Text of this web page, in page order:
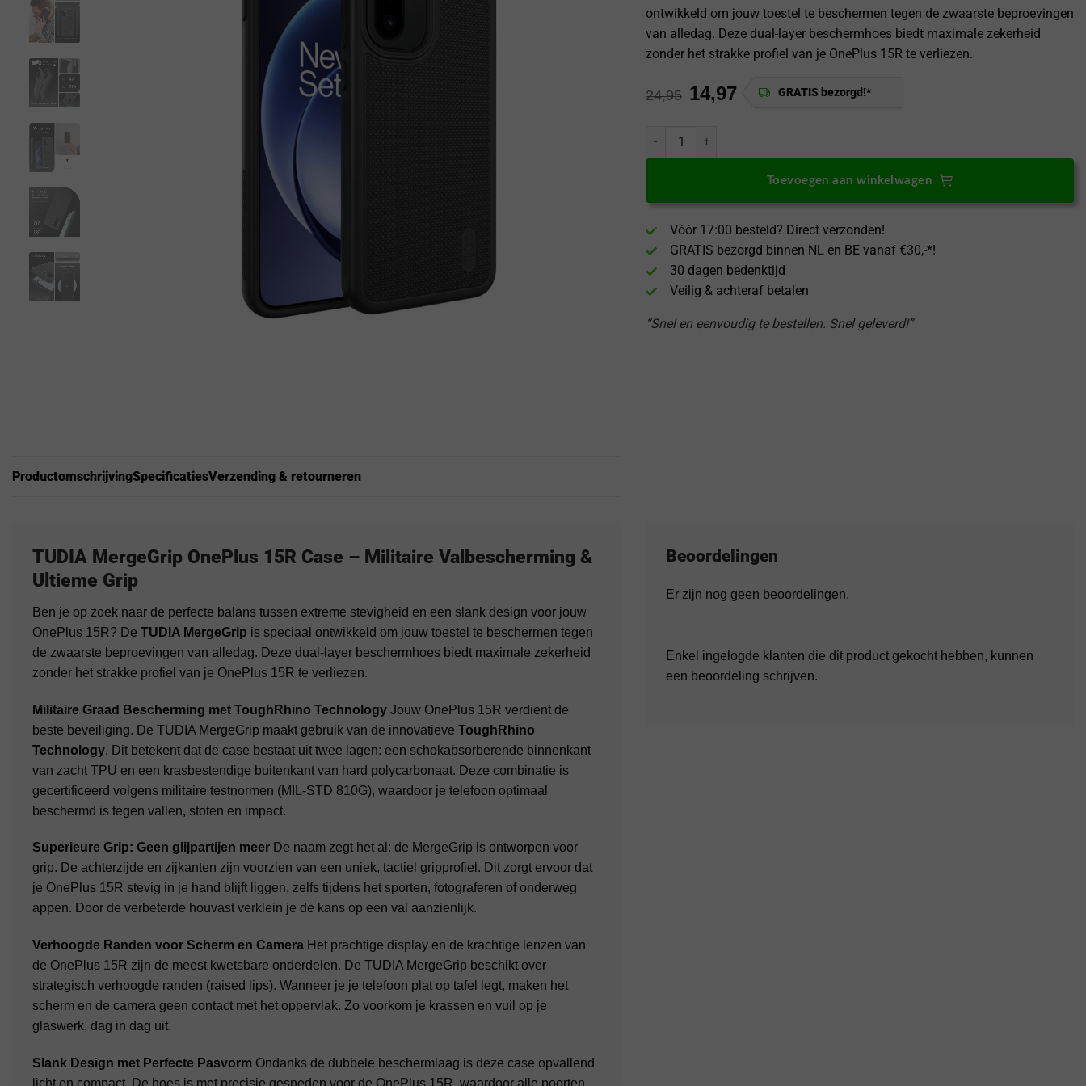
ontwikkeld om jouw toestel te beschermen tegen de zwaarste beproevingen
van alledag. Deze dual-layer beschermhoes biedt maximale zekerheid
zonder het strakke profiel van je OnePlus 15R te verliezen.
GRATIS bezorgd!*
24,95 14,97
Tudia OnePlus 15R case MergeGrip Zwart - Dual Layer aantal
Toevoegen aan winkelwagen
Vóór 17:00 besteld? Direct verzonden!
GRATIS bezorgd binnen NL en BE vanaf €30,-*!
30 dagen bedenktijd
Veilig & achteraf betalen
“Snel en eenvoudig te bestellen. Snel geleverd!”
ProductomschrijvingSpecificatiesVerzending & retourneren
TUDIA MergeGrip OnePlus 15R Case – Militaire Valbescherming &
Ultieme Grip
Ben je op zoek naar de perfecte balans tussen extreme stevigheid en een slank design voor jouw
OnePlus 15R? De TUDIA MergeGrip is speciaal ontwikkeld om jouw toestel te beschermen tegen
de zwaarste beproevingen van alledag. Deze dual-layer beschermhoes biedt maximale zekerheid
zonder het strakke profiel van je OnePlus 15R te verliezen.
Militaire Graad Bescherming met ToughRhino Technology Jouw OnePlus 15R verdient de
beste beveiliging. De TUDIA MergeGrip maakt gebruik van de innovatieve ToughRhino
Technology. Dit betekent dat de case bestaat uit twee lagen: een schokabsorberende binnenkant
van zacht TPU en een krasbestendige buitenkant van hard polycarbonaat. Deze combinatie is
gecertificeerd volgens militaire testnormen (MIL-STD 810G), waardoor je telefoon optimaal
beschermd is tegen vallen, stoten en impact.
Superieure Grip: Geen glijpartijen meer De naam zegt het al: de MergeGrip is ontworpen voor
grip. De achterzijde en zijkanten zijn voorzien van een uniek, tactiel gripprofiel. Dit zorgt ervoor dat
je OnePlus 15R stevig in je hand blijft liggen, zelfs tijdens het sporten, fotograferen of onderweg
appen. Door de verbeterde houvast verklein je de kans op een val aanzienlijk.
Verhoogde Randen voor Scherm en Camera Het prachtige display en de krachtige lenzen van
de OnePlus 15R zijn de meest kwetsbare onderdelen. De TUDIA MergeGrip beschikt over
strategisch verhoogde randen (raised lips). Wanneer je je telefoon plat op tafel legt, maken het
scherm en de camera geen contact met het oppervlak. Zo voorkom je krassen en vuil op je
glaswerk, dag in dag uit.
Slank Design met Perfecte Pasvorm Ondanks de dubbele beschermlaag is deze case opvallend
licht en compact. De hoes is met precisie gesneden voor de OnePlus 15R, waardoor alle poorten,
Beoordelingen
Er zijn nog geen beoordelingen.
Enkel ingelogde klanten die dit product gekocht hebben, kunnen
een beoordeling schrijven.